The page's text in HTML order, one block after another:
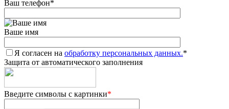
Ваш телефон*
Ваше имя
Я согласен на обработку персональных данных.*
Защита от автоматического заполнения
Введите символы с картинки*